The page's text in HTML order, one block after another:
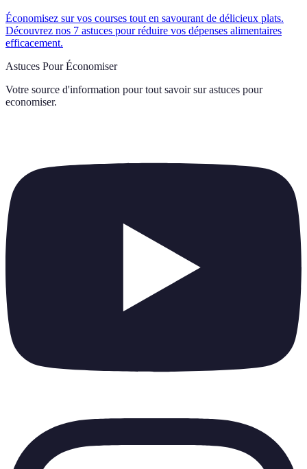
Économisez sur vos courses tout en savourant de délicieux plats.
Découvrez nos 7 astuces pour réduire vos dépenses alimentaires
efficacement.
Astuces Pour Économiser
Votre source d'information pour tout savoir sur astuces pour
economiser.